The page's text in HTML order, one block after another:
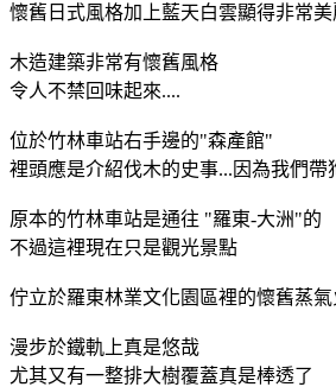
懷舊日式風格加上藍天白雲顯得非常美
木造建築非常有懷舊風格
令人不禁回味起來....
位於竹林車站右手邊的"森產館"
裡頭應是介紹伐木的史事...因為我們帶
原本的竹林車站是通往 "羅東-大洲"的
不過這裡現在只是觀光景點
佇立於羅東林業文化園區裡的懷舊蒸
漫步於鐵軌上真是悠哉
尤其又有一整排大樹覆蓋真是棒透了